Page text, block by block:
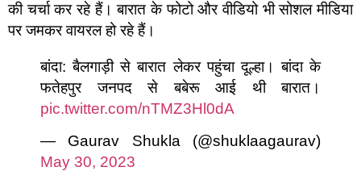
की चर्चा कर रहे हैं। बारात के फोटो और वीडियो भी सोशल मीडिया
पर जमकर वायरल हो रहे हैं।
बांदा: बैलगाड़ी से बारात लेकर पहुंचा दूल्हा। बांदा के
फतेहपुर जनपद से बबेरू आई थी बारात।
pic.twitter.com/nTMZ3Hl0dA
— Gaurav Shukla (@shuklaagaurav)
May 30, 2023